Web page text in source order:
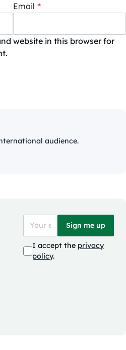
Email *
website in this browser for
audience.
Sign me up
I accept the privacy
policy.